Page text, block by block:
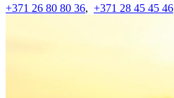
+371 26 80 80 36, +371 28 45 45 46